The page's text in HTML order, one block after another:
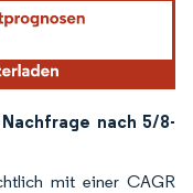
nach 5/8-
mit einer CAGR